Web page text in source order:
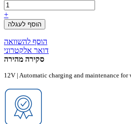
+
הוסף לעגלה
הוסף להשוואה
דואר אלקטרוני
סקירה מהירה
12V | Automatic charging and maintenance